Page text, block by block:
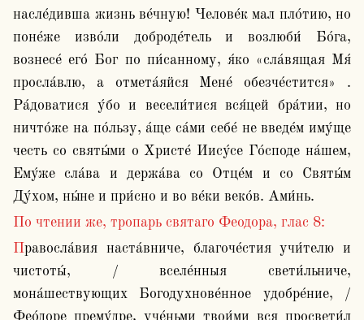
насле́дивша жизнь ве́чную! Челове́к мал пло́тию, но
поне́же изво́ли доброде́тель и возлюби́ Бо́га,
вознесе́ его́ Бог по пи́санному, я́ко «сла́вящая Мя́
просла́влю, а отмета́яйся Мене́ обезче́стится» .
Ра́доватися у́бо и весели́тися вся́цей бра́тии, но
ничто́же на по́льзу, а́ще са́ми себе́ не введе́м иму́ще
честь со святы́ми о Христе́ Иису́се Го́споде на́шем,
Ему́же сла́ва и держа́ва со Отце́м и со Святы́м
Ду́хом, ны́не и при́сно и во ве́ки веко́в. Ами́нь.
По чтении же, тропарь святаго Феодора, глас 8:
Правосла́вия наста́вниче, благоче́стия учи́телю и
чистоты́, / вселе́нныя свети́льниче,
мона́шествующих Богодухнове́нное удобре́ние, /
Фео́доре прему́дре, уче́ньми твои́ми вся просвети́л